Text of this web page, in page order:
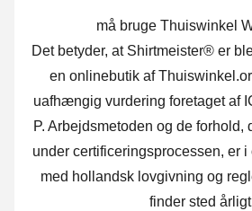
må bruge Thuiswinkel
Det betyder, at Shirtmeister® er
en onlinebutik af
uafhængig vurdering foretaget af
P. Arbejdsmetoden og de forhold,
under certificeringsprocessen, er
med hollandsk lovgivning og
finder sted